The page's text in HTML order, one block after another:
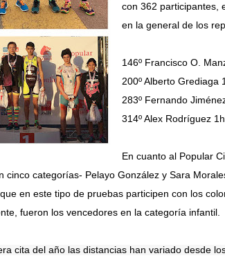
con 362 participantes,
en la general de los
146º Francisco O.
200º Alberto Grediaga
283º Fernando
314º Alex Rodríguez
En cuanto al Popular
cinco categorías- Pelayo González y Sara
en este tipo de pruebas participen con los
fueron los vencedores en la categoría infantil.
cita del año las distancias han variado desde